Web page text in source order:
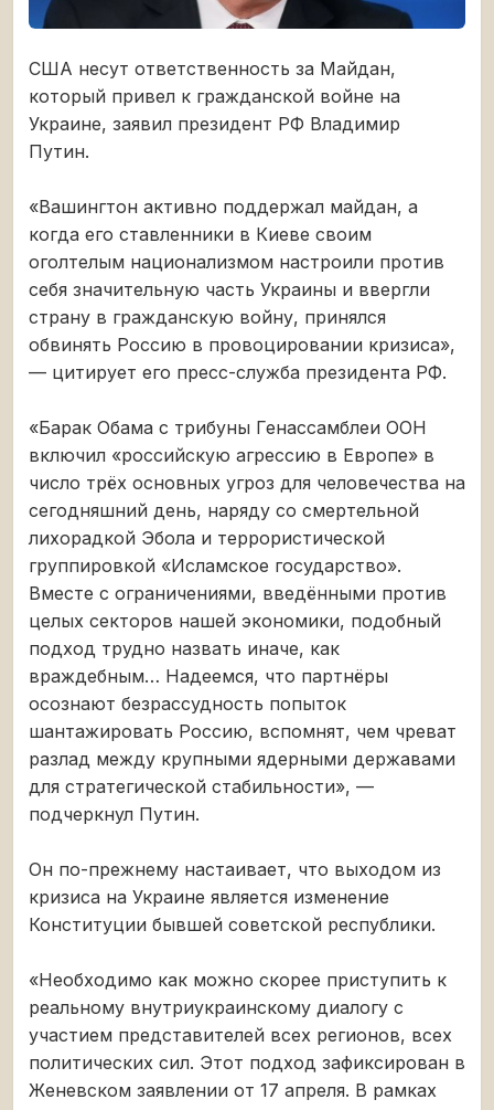
США несут ответственность за Майдан,
который привел к гражданской войне на
Украине, заявил президент РФ Владимир
Путин.
«Вашингтон активно поддержал майдан, а
когда его ставленники в Киеве своим
оголтелым национализмом настроили против
себя значительную часть Украины и ввергли
страну в гражданскую войну, принялся
обвинять Россию в провоцировании кризиса»,
— цитирует его пресс-служба президента РФ.
«Барак Обама с трибуны Генассамблеи ООН
включил «российскую агрессию в Европе» в
число трёх основных угроз для человечества на
сегодняшний день, наряду со смертельной
лихорадкой Эбола и террористической
группировкой «Исламское государство».
Вместе с ограничениями, введёнными против
целых секторов нашей экономики, подобный
подход трудно назвать иначе, как
враждебным… Надеемся, что партнёры
осознают безрассудность попыток
шантажировать Россию, вспомнят, чем чреват
разлад между крупными ядерными державами
для стратегической стабильности», —
подчеркнул Путин.
Он по-прежнему настаивает, что выходом из
кризиса на Украине является изменение
Конституции бывшей советской республики.
«Необходимо как можно скорее приступить к
реальному внутриукраинскому диалогу с
участием представителей всех регионов, всех
политических сил. Этот подход зафиксирован в
Женевском заявлении от 17 апреля. В рамках